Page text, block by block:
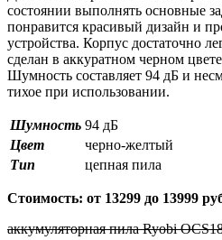
состоянии выполнять основные
понравится красивый дизайн и
устройства. Корпус достаточно
сделан в аккуратном черном
Шумность составляет 94 дБ и
тихое при использовании.
Шумность 94 дБ
Цвет
черно-желтый
Тип
цепная пила
Стоимость: от 13299 до 13999
аккумуляторная пила Ryobi